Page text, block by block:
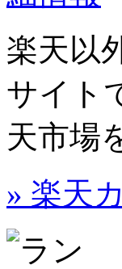
楽天以
サイト
天市場
» 楽天